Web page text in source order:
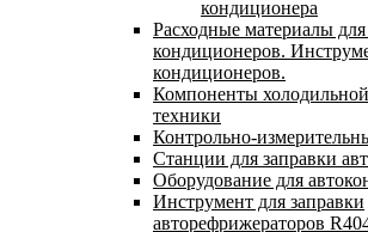
кондиционера
Расходные материалы
кондиционеров.
кондиционеров.
Компоненты
техники
Контрольно-
Станции для заправки
Оборудование для
Инструмент для заправки
авторефрижераторов